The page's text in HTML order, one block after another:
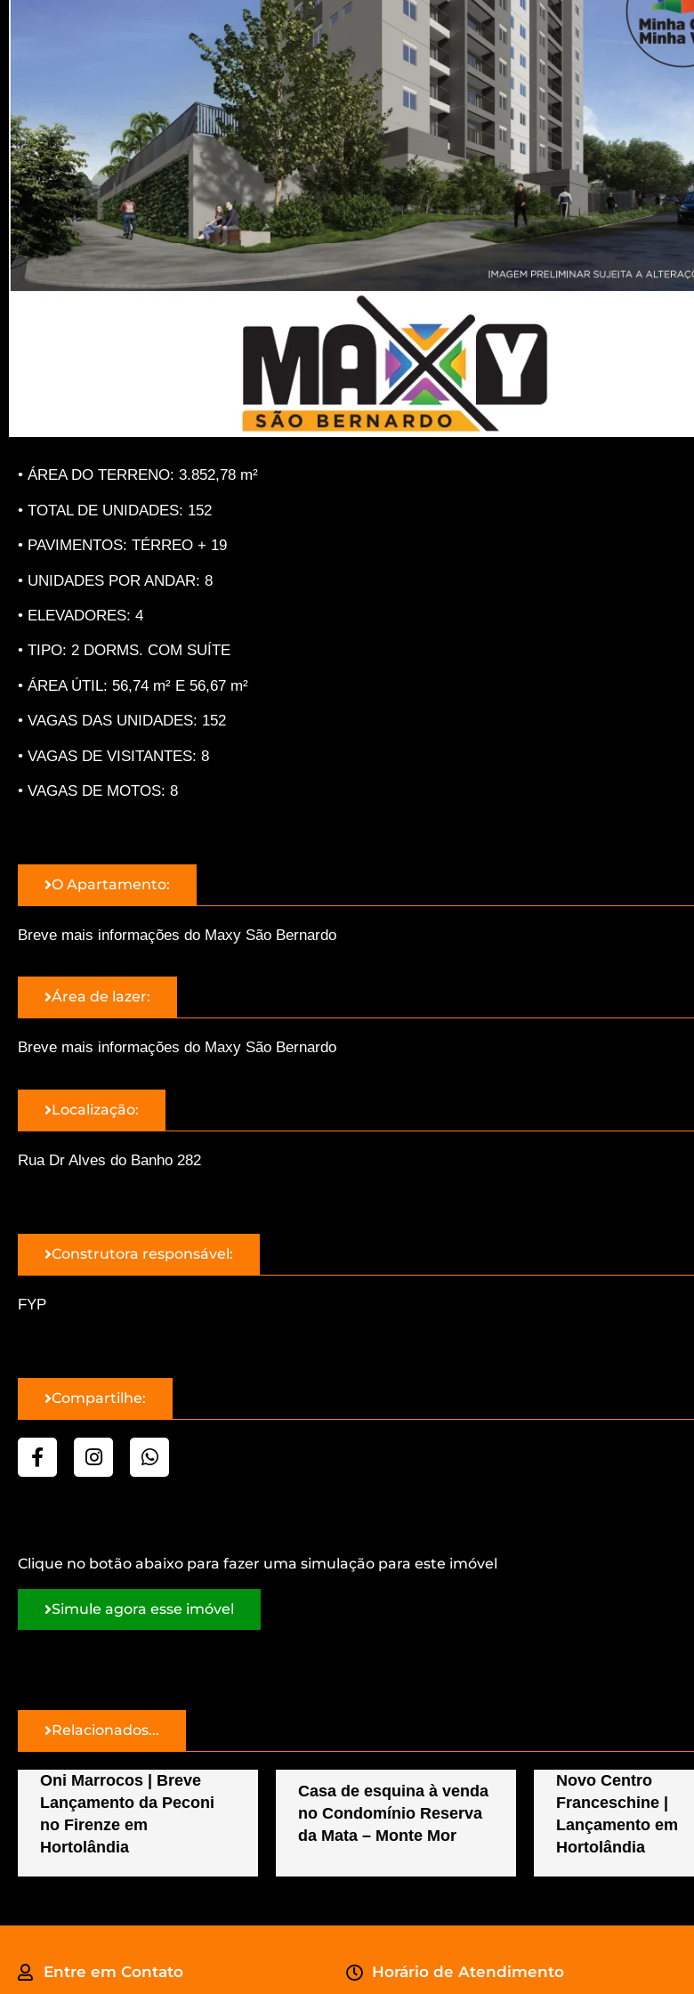
• ÁREA DO TERRENO: 3.852,78 m²
• TOTAL DE UNIDADES: 152
• PAVIMENTOS: TÉRREO + 19
• UNIDADES POR ANDAR: 8
• ELEVADORES: 4
• TIPO: 2 DORMS. COM SUÍTE
• ÁREA ÚTIL: 56,74 m² E 56,67 m²
• VAGAS DAS UNIDADES: 152
• VAGAS DE VISITANTES: 8
• VAGAS DE MOTOS: 8
O Apartamento:
Breve mais informações do Maxy São Bernardo
Área de lazer:
Breve mais informações do Maxy São Bernardo
Localização:
Rua Dr Alves do Banho 282
Construtora responsável:
FYP
Compartilhe:
Clique no botão abaixo para fazer uma simulação para este imóvel
Simule agora esse imóvel
Relacionados...
Oni Marrocos | Breve
Lançamento da Peconi
no Firenze em
Hortolândia
Casa de esquina à venda
no Condomínio Reserva
da Mata – Monte Mor
Novo Centro
Franceschine |
Lançamento em
Hortolândia
Entre em Contato Horário de Atendimento